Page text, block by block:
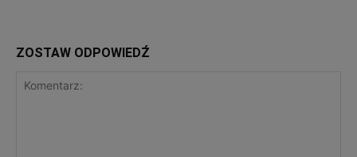
ZOSTAW ODPOWIEDŹ